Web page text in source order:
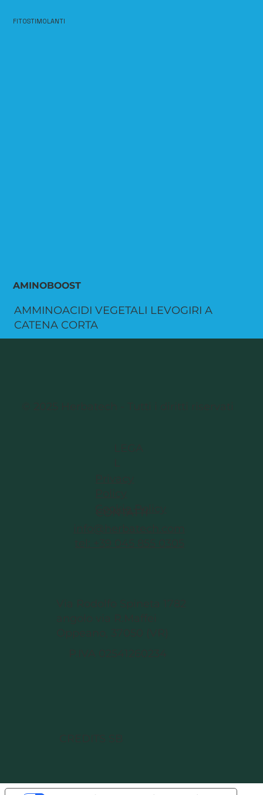
AMINOBOOST
AMMINOACIDI VEGETALI LEVOGIRI A
CATENA CORTA
FITOSTIMOLANTI
© 2025 Herbatech - Tutti i diritti riservati
CREDITS SB
Privacy
Policy
CONTATTI
tel: +39 045 855 0305
Via Rodolfo Spineta 1782
angolo via R.Maffei
Oppeano, 37050 (VR)
P.IVA 02541260234